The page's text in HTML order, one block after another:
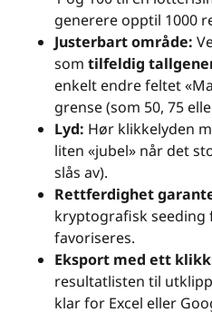
generere opptil 1000
Justerbart område:
som tilfeldig
enkelt endre feltet
grense (som 50, 75
Lyd: Hør klikkelyden
liten «jubel» når det
slås av).
Rettferdighet
kryptografisk seeding
favoriseres.
Eksport med ett
resultatlisten til
klar for Excel eller